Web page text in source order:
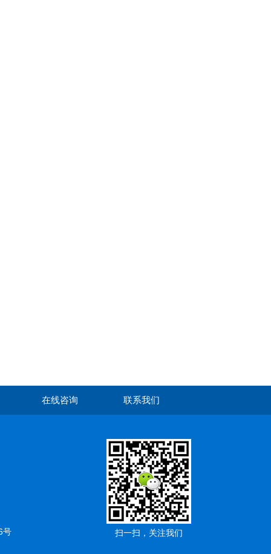
在线咨询 联系我们
号 扫一扫，关注我们